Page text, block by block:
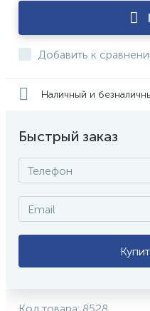
Добавить к
Наличный и
Быстрый заказ